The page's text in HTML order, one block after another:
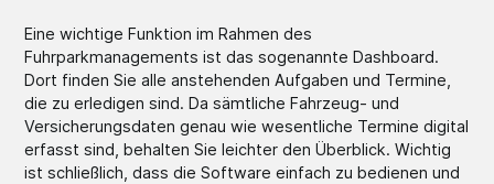
Eine wichtige Funktion im Rahmen des
Fuhrparkmanagements ist das sogenannte Dashboard.
Dort finden Sie alle anstehenden Aufgaben und Termine,
die zu erledigen sind. Da sämtliche Fahrzeug- und
Versicherungsdaten genau wie wesentliche Termine digital
erfasst sind, behalten Sie leichter den Überblick. Wichtig
ist schließlich, dass die Software einfach zu bedienen und